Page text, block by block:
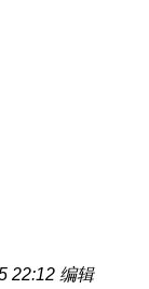
22:12 编辑